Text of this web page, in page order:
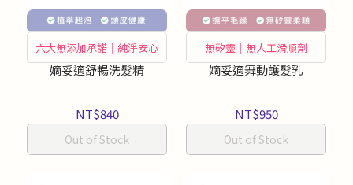
六大無添加承諾｜純淨安心
嫡妥適舒暢洗髮精
NT$840
Out of Stock
無矽靈｜無人工滑順劑
嫡妥適舞動護髮乳
NT$950
Out of Stock